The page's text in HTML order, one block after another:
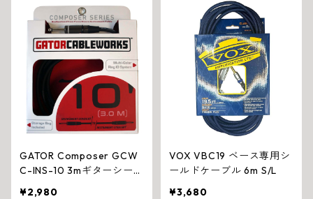
GATOR Composer GCW
C-INS-10 3mギターシー
¥2,980
VOX VBC19 ベース専用シ
ールドケーブル 6m S/L
¥3,680